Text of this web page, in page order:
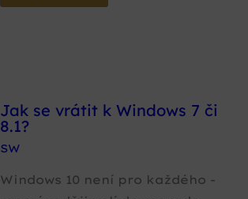
Jak se vrátit k Windows 7 či
8.1?
SW
Windows 10 není pro každého -